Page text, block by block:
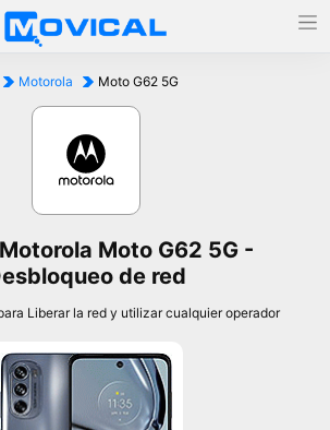
Motorola Moto G62 5G
Moto G62 5G -
de red
Liberar la red y utilizar cualquier operador